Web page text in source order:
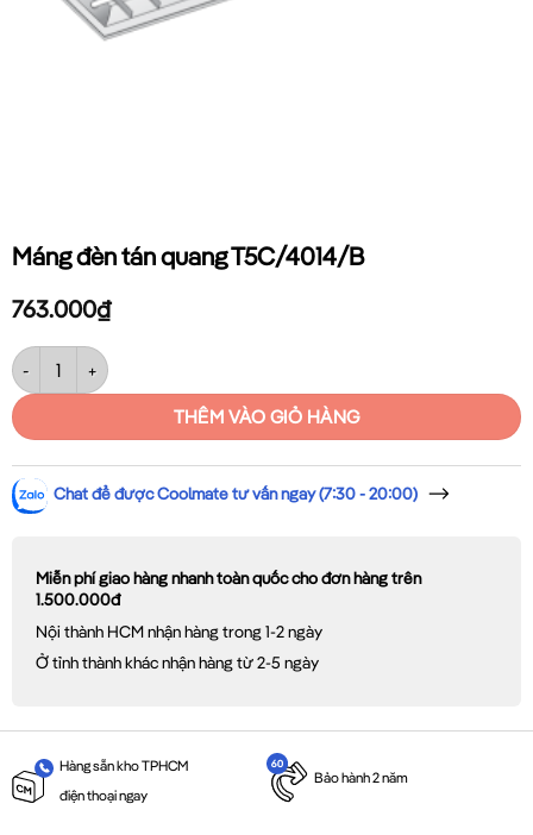
Máng đèn tán quang T5C/4014/B
763.000₫
Máng đèn tán quang T5C/4014/B số lượng
THÊM VÀO GIỎ HÀNG
Chat để được Coolmate tư vấn ngay (7:30 - 20:00)
Miễn phí giao hàng nhanh toàn quốc cho đơn hàng trên
1.500.000đ
Nội thành HCM nhận hàng trong 1-2 ngày
Ở tỉnh thành khác nhận hàng từ 2-5 ngày
Hàng sẵn kho TPHCM
điện thoại ngay
Bảo hành 2 năm